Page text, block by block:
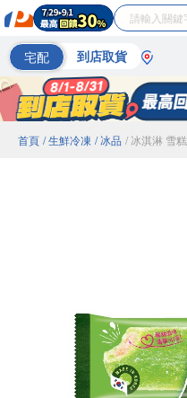
宅配 到店取貨
首頁 / 生鮮冷凍 / 冰品 / 冰淇淋 雪糕